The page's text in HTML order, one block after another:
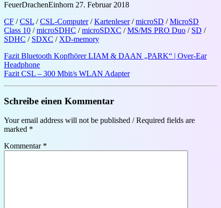
FeuerDrachenEinhorn 27. Februar 2018
CF /CSL /CSL-Computer /Kartenleser /microSD /MicroSD
Class 10 /microSDHC /microSDXC /MS/MS PRO Duo / SD /
SDHC / SDXC / XD-memory
Fazit Bluetooth Kopfhörer LIAM & DAAN „PARK“ | Over-Ear
Headphone
Fazit CSL – 300 Mbit/s WLAN Adapter
Schreibe einen Kommentar
Your email address will not be published / Required fields are
marked *
Kommentar *